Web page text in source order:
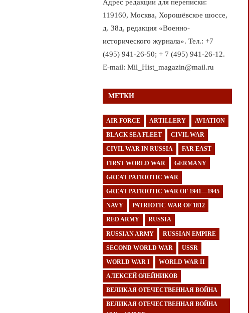
Адрес редакции для переписки:
119160, Москва, Хорошёвское шоссе,
д. 38д, редакция «Военно-
исторического журнала». Тел.: +7
(495) 941-26-50; + 7 (495) 941-26-12.
E-mail: Mil_Hist_magazin@mail.ru
МЕТКИ
AIR FORCE ARTILLERY AVIATION
BLACK SEA FLEET CIVIL WAR
CIVIL WAR IN RUSSIA FAR EAST
FIRST WORLD WAR GERMANY
GREAT PATRIOTIC WAR
GREAT PATRIOTIC WAR OF 1941—1945
NAVY PATRIOTIC WAR OF 1812
RED ARMY RUSSIA
RUSSIAN ARMY RUSSIAN EMPIRE
SECOND WORLD WAR USSR
WORLD WAR I WORLD WAR II
АЛЕКСЕЙ ОЛЕЙНИКОВ
ВЕЛИКАЯ ОТЕЧЕСТВЕННАЯ ВОЙНА
ВЕЛИКАЯ ОТЕЧЕСТВЕННАЯ ВОЙНА